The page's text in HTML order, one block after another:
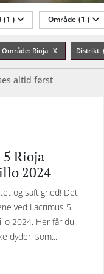
(1 ) Område (1 )
Årgang Sødmegrad
Område: Rioja Distrikt:
altid først
Rioja
2024
og saftighed! Det
ved Lacrimus 5
2024. Her får du
dyder, som...